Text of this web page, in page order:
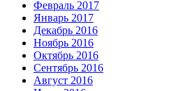
Февраль 2017
Январь 2017
Декабрь 2016
Ноябрь 2016
Октябрь 2016
Сентябрь 2016
Август 2016